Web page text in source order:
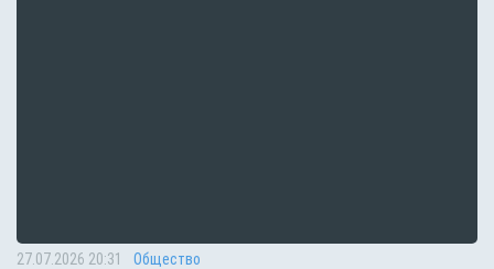
27.07.2026 20:31 Общество